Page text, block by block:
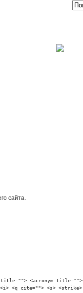
сайта.
<acronym title="">
<i> <q cite=""> <s> <strike>